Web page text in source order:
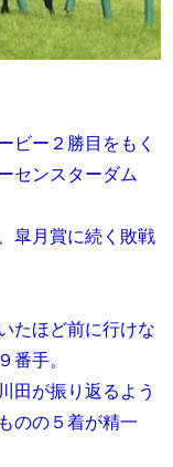
ビー２勝目をもく
センスターダム
皐月賞に続く敗戦
たほど前に行けな
手。
田が振り返るよう
のの５着が精一